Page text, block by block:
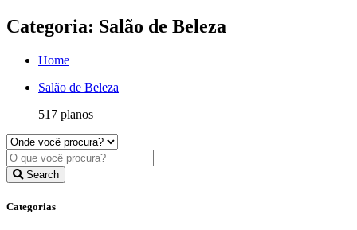
Categoria: Salão de Beleza
Home
Salão de Beleza
517 planos
Search
Categorias